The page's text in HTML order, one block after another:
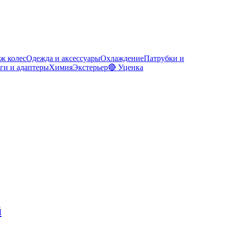
колесОдежда и аксессуарыОхлаждениеПатрубки и
и адаптерыХимияЭкстерьер🔴 Уценка